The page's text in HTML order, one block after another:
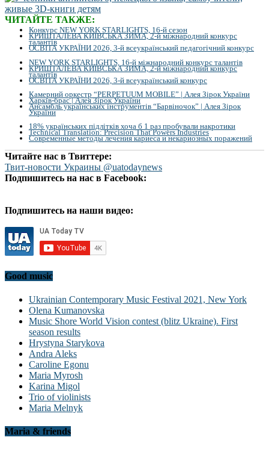
ЧИТАЙТЕ ТАКЖЕ:
Конкурс NEW YORK STARLIGHTS, 16-й сезон
КРИШТАЛЕВА КИЇВСЬКА ЗИМА, 2-й міжнародний конкурс
талантів
ОСВІТА УКРАЇНИ 2026, 3-й всеукраїнський педагогічний конкурс
NEW YORK STARLIGHTS, 16-й міжнародний конкурс талантів
КРИШТАЛЕВА КИЇВСЬКА ЗИМА, 2-й міжнародний конкурс
талантів
ОСВІТА УКРАЇНИ 2026, 3-й всеукраїнський конкурс
Камерний оркестр “PERPETUUM MOBILE” | Алея Зірок України
Харків-брас | Алея Зірок України
Ансамбль українських інструментів “Барвіночок” | Алея Зірок
України
18% українських підлітків хоча б 1 раз пробували накротики
Technical Translation: Precision That Powers Industries
Современные методы лечения кариеса и некариозных поражений
Читайте нас в Твиттере:
Твит-новости Украины @uatodaynews
Подпишитесь на нас в Facebook:
Подпишитесь на наши видео:
Good music
Ukrainian Contemporary Music Festival 2021, New York
Olena Kumanovska
Music Shore World Vision contest (blitz Ukraine). First
season results
Hrystyna Starykova
Andra Aleks
Caroline Egonu
Maria Myrosh
Karina Migol
Trio of violinists
Maria Melnyk
Maria & friends